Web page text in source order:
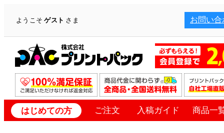
ようこそゲスト さま お問い合
はじめての方 ご注文 入稿ガイド 商品一